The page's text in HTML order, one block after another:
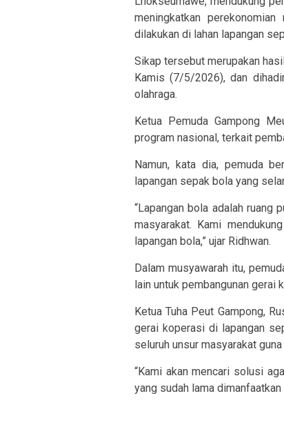
meningkatkan
dilakukan di lahan lapangan
Sikap tersebut merupakan
Kamis (7/5/2026), dan
olahraga.
Ketua Pemuda Gampong
program nasional, terkait
Namun, kata dia, pemuda
lapangan sepak bola yang
“Lapangan bola adalah ruang
masyarakat. Kami
lapangan bola,” ujar Ridhwan.
Dalam musyawarah itu,
lain untuk pembangunan gerai
Ketua Tuha Peut Gampong,
gerai koperasi di lapangan
seluruh unsur masyarakat
“Kami akan mencari solusi
yang sudah lama dimanfaatkan